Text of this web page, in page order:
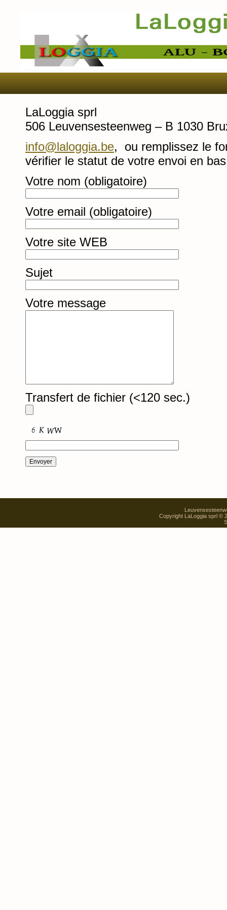
LaLoggia sprl
506 Leuvensesteenweg – B 1030
info@laloggia.be, ou remplissez le
vérifier le statut de votre envoi en
Votre nom (obligatoire)
Votre email (obligatoire)
Votre site WEB
Sujet
Votre message
Transfert de fichier (<120 sec.)
Copyright LaLoggia sprl ©